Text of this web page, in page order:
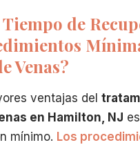
Tiempo de
Venas?
ventajas del
en Hamilton, NJ
mínimo. Los